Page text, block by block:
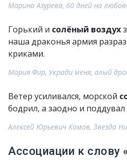
Марина Азурева, 60 дней на
Горький и солёный воздух
наша драконья армия
криками.
Мария Фир, Укради меня, алый
Ветер усиливался, морской
бодрил, а заодно и поддувал
Алексей Юрьевич Комов, Звезда
Ассоциации к слову